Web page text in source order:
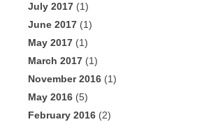
July 2017 (1)
June 2017 (1)
May 2017 (1)
March 2017 (1)
November 2016 (1)
May 2016 (5)
February 2016 (2)